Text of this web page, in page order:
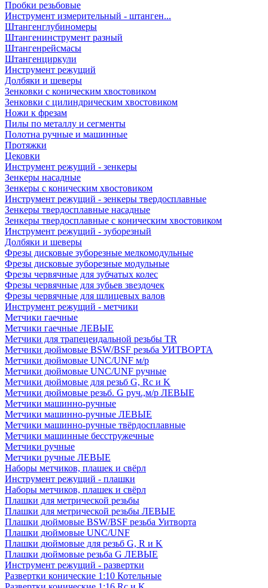
Пробки резьбовые
Инструмент измерительный - штанген...
Штангенглубиномеры
Штангенинструмент разный
Штангенрейсмасы
Штангенциркули
Инструмент режущий
Долбяки и шеверы
Зенковки с коническим хвостовиком
Зенковки с цилиндрическим хвостовиком
Ножи к фрезам
Пилы по металлу и сегменты
Полотна ручные и машинные
Протяжки
Цековки
Инструмент режущий - зенкеры
Зенкеры насадные
Зенкеры с коническим хвостовиком
Инструмент режущий - зенкеры твердосплавные
Зенкеры твердосплавные насадные
Зенкеры твердосплавные с коническим хвостовиком
Инструмент режущий - зуборезный
Долбяки и шеверы
Фрезы дисковые зуборезные мелкомодульные
Фрезы дисковые зуборезные модульные
Фрезы червячные для зубчатых колес
Фрезы червячные для зубьев звездочек
Фрезы червячные для шлицевых валов
Инструмент режущий - метчики
Метчики гаечные
Метчики гаечные ЛЕВЫЕ
Метчики для трапецеидальной резьбы TR
Метчики дюймовые BSW/BSF резьба УИТВОРТА
Метчики дюймовые UNC/UNF м/р
Метчики дюймовые UNC/UNF ручные
Метчики дюймовые для резьб G, Rc и K
Метчики дюймовые резьб. G руч.,м/р ЛЕВЫЕ
Метчики машинно-ручные
Метчики машинно-ручные ЛЕВЫЕ
Метчики машинно-ручные твёрдосплавные
Метчики машинные бесстружечные
Метчики ручные
Метчики ручные ЛЕВЫЕ
Наборы метчиков, плашек и свёрл
Инструмент режущий - плашки
Наборы метчиков, плашек и свёрл
Плашки для метрической резьбы
Плашки для метрической резьбы ЛЕВЫЕ
Плашки дюймовые BSW/BSF резьба Уитворта
Плашки дюймовые UNC/UNF
Плашки дюймовые для резьб G, R и K
Плашки дюймовые резьба G ЛЕВЫЕ
Инструмент режущий - развертки
Развертки конические 1:10 Котельные